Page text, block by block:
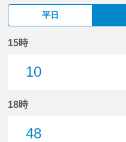
平日
15時
10
18時
48